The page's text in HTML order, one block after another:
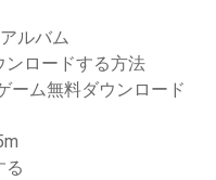
ルバム
ンロードする方法
ーム無料ダウンロード
る